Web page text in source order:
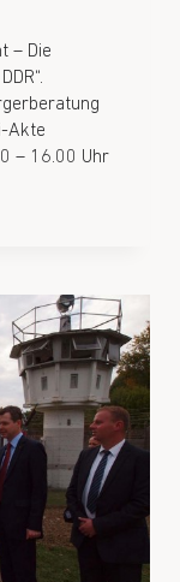
– Die
Akte
– 16.00 Uhr